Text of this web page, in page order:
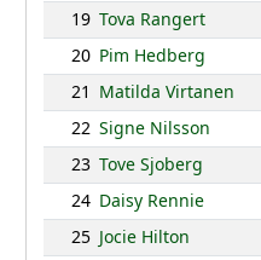
19 Tova Rangert
20 Pim Hedberg
21 Matilda Virtanen
22 Signe Nilsson
23 Tove Sjoberg
24 Daisy Rennie
25 Jocie Hilton